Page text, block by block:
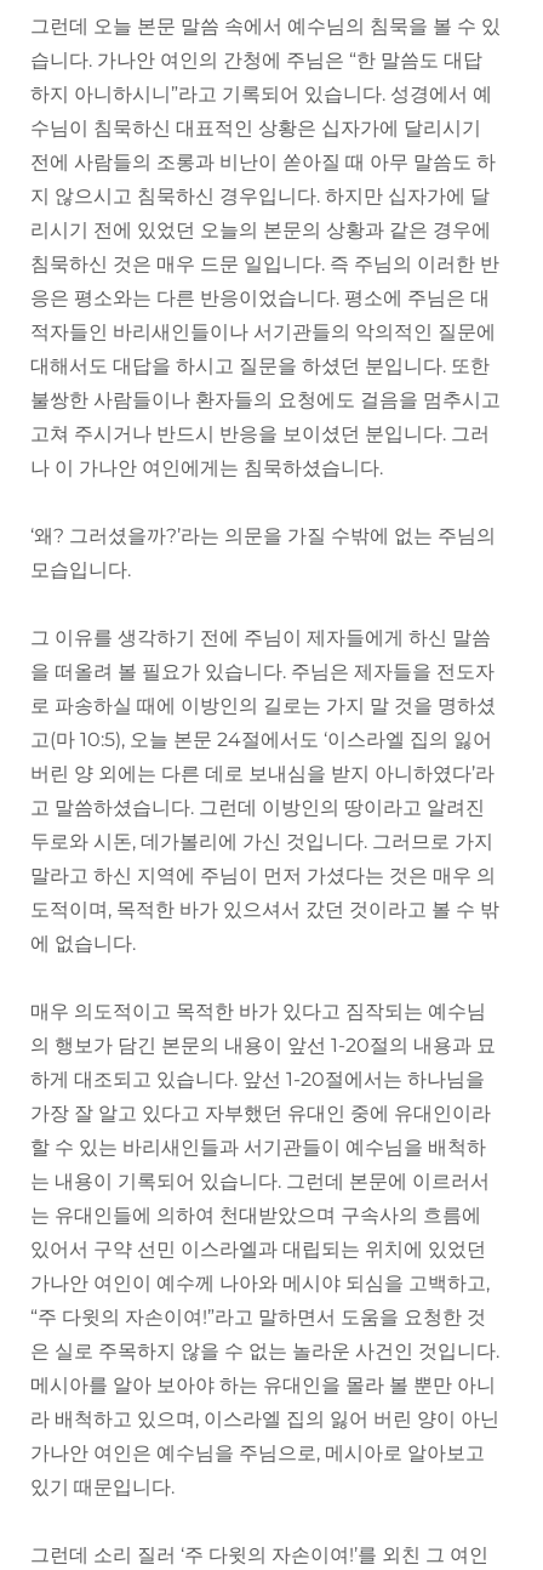
그런데 오늘 본문 말씀 속에서 예수님의 침묵을 볼 수 있
습니다. 가나안 여인의 간청에 주님은 “한 말씀도 대답
하지 아니하시니”라고 기록되어 있습니다. 성경에서 예
수님이 침묵하신 대표적인 상황은 십자가에 달리시기
전에 사람들의 조롱과 비난이 쏟아질 때 아무 말씀도 하
지 않으시고 침묵하신 경우입니다. 하지만 십자가에 달
리시기 전에 있었던 오늘의 본문의 상황과 같은 경우에
침묵하신 것은 매우 드문 일입니다. 즉 주님의 이러한 반
응은 평소와는 다른 반응이었습니다. 평소에 주님은 대
적자들인 바리새인들이나 서기관들의 악의적인 질문에
대해서도 대답을 하시고 질문을 하셨던 분입니다. 또한
불쌍한 사람들이나 환자들의 요청에도 걸음을 멈추시고
고쳐 주시거나 반드시 반응을 보이셨던 분입니다. 그러
나 이 가나안 여인에게는 침묵하셨습니다.
‘왜? 그러셨을까?’라는 의문을 가질 수밖에 없는 주님의
모습입니다.
그 이유를 생각하기 전에 주님이 제자들에게 하신 말씀
을 떠올려 볼 필요가 있습니다. 주님은 제자들을 전도자
로 파송하실 때에 이방인의 길로는 가지 말 것을 명하셨
고(마 10:5), 오늘 본문 24절에서도 ‘이스라엘 집의 잃어
버린 양 외에는 다른 데로 보내심을 받지 아니하였다’라
고 말씀하셨습니다. 그런데 이방인의 땅이라고 알려진
두로와 시돈, 데가볼리에 가신 것입니다. 그러므로 가지
말라고 하신 지역에 주님이 먼저 가셨다는 것은 매우 의
도적이며, 목적한 바가 있으셔서 갔던 것이라고 볼 수 밖
에 없습니다.
매우 의도적이고 목적한 바가 있다고 짐작되는 예수님
의 행보가 담긴 본문의 내용이 앞선 1-20절의 내용과 묘
하게 대조되고 있습니다. 앞선 1-20절에서는 하나님을
가장 잘 알고 있다고 자부했던 유대인 중에 유대인이라
할 수 있는 바리새인들과 서기관들이 예수님을 배척하
는 내용이 기록되어 있습니다. 그런데 본문에 이르러서
는 유대인들에 의하여 천대받았으며 구속사의 흐름에
있어서 구약 선민 이스라엘과 대립되는 위치에 있었던
가나안 여인이 예수께 나아와 메시야 되심을 고백하고,
“주 다윗의 자손이여!”라고 말하면서 도움을 요청한 것
은 실로 주목하지 않을 수 없는 놀라운 사건인 것입니다.
메시아를 알아 보아야 하는 유대인을 몰라 볼 뿐만 아니
라 배척하고 있으며, 이스라엘 집의 잃어 버린 양이 아닌
가나안 여인은 예수님을 주님으로, 메시아로 알아보고
있기 때문입니다.
그런데 소리 질러 ‘주 다윗의 자손이여!’를 외친 그 여인